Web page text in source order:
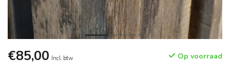
€85,00 Incl. btw Op voorraad